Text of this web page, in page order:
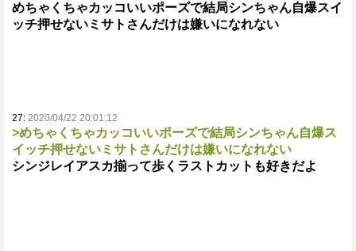
めちゃくちゃカッコいいポーズで結局シンちゃん自爆スイ
ッチ押せないミサトさんだけは嫌いになれない
27: 2020/04/22 20:01:12
>めちゃくちゃカッコいいポーズで結局シンちゃん自爆ス
イッチ押せないミサトさんだけは嫌いになれない
シンジレイアスカ揃って歩くラストカットも好きだよ